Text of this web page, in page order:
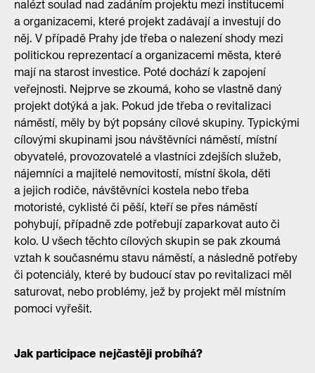
nalézt soulad nad zadáním projektu mezi institucemi
a organizacemi, které projekt zadávají a investují do
něj. V případě Prahy jde třeba o nalezení shody mezi
politickou reprezentací a organizacemi města, které
mají na starost investice. Poté dochází k zapojení
veřejnosti. Nejprve se zkoumá, koho se vlastně daný
projekt dotýká a jak. Pokud jde třeba o revitalizaci
náměstí, měly by být popsány cílové skupiny. Typickými
cílovými skupinami jsou návštěvníci náměstí, místní
obyvatelé, provozovatelé a vlastníci zdejších služeb,
nájemníci a majitelé nemovitostí, místní škola, děti
a jejich rodiče, návštěvníci kostela nebo třeba
motoristé, cyklisté či pěší, kteří se přes náměstí
pohybují, případně zde potřebují zaparkovat auto či
kolo. U všech těchto cílových skupin se pak zkoumá
vztah k současnému stavu náměstí, a následně potřeby
či potenciály, které by budoucí stav po revitalizaci měl
saturovat, nebo problémy, jež by projekt měl místním
pomoci vyřešit.
Jak participace nejčastěji probíhá?